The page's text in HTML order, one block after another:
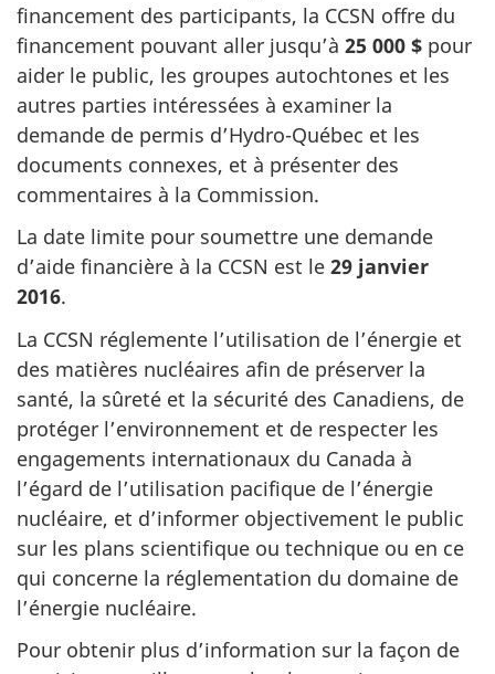
financement des participants, la CCSN offre du
financement pouvant aller jusqu’à 25 000 $ pour
aider le public, les groupes autochtones et les
autres parties intéressées à examiner la
demande de permis d’Hydro-Québec et les
documents connexes, et à présenter des
commentaires à la Commission.
La date limite pour soumettre une demande
d’aide financière à la CCSN est le 29 janvier
2016.
La CCSN réglemente l’utilisation de l’énergie et
des matières nucléaires afin de préserver la
santé, la sûreté et la sécurité des Canadiens, de
protéger l’environnement et de respecter les
engagements internationaux du Canada à
l’égard de l’utilisation pacifique de l’énergie
nucléaire, et d’informer objectivement le public
sur les plans scientifique ou technique ou en ce
qui concerne la réglementation du domaine de
l’énergie nucléaire.
Pour obtenir plus d’information sur la façon de